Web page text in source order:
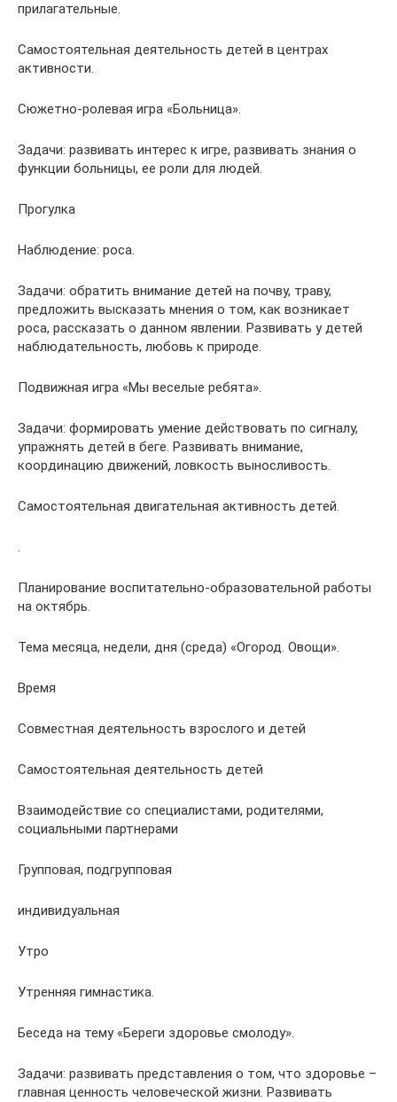
прилагательные.
Самостоятельная деятельность детей в центрах
активности.
Сюжетно-ролевая игра «Больница».
Задачи: развивать интерес к игре, развивать знания о
функции больницы, ее роли для людей.
Прогулка
Наблюдение: роса.
Задачи: обратить внимание детей на почву, траву,
предложить высказать мнения о том, как возникает
роса, рассказать о данном явлении. Развивать у детей
наблюдательность, любовь к природе.
Подвижная игра «Мы веселые ребята».
Задачи: формировать умение действовать по сигналу,
упражнять детей в беге. Развивать внимание,
координацию движений, ловкость выносливость.
Самостоятельная двигательная активность детей.
.
Планирование воспитательно-образовательной работы
на октябрь.
Тема месяца, недели, дня (среда) «Огород. Овощи».
Время
Совместная деятельность взрослого и детей
Самостоятельная деятельность детей
Взаимодействие со специалистами, родителями,
социальными партнерами
Групповая, подгрупповая
индивидуальная
Утро
Утренняя гимнастика.
Беседа на тему «Береги здоровье смолоду».
Задачи: развивать представления о том, что здоровье –
главная ценность человеческой жизни. Развивать